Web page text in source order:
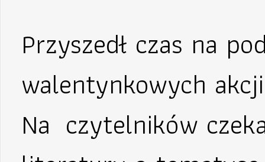
Przyszedł czas na
walentynkowych
Na czytelników